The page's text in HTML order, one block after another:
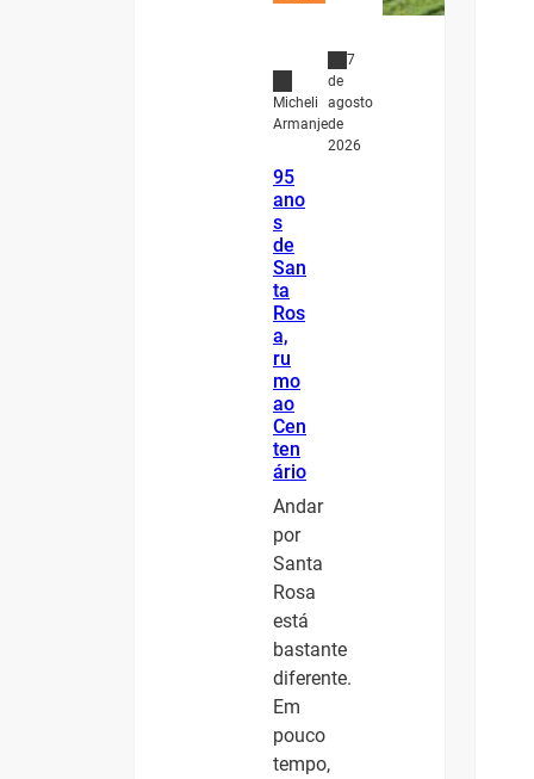
Micheli
Armanje
7
de
agosto
de
2026
95
ano
s
de
San
ta
Ros
a,
ru
mo
ao
Cen
ten
ário
Andar
por
Santa
Rosa
está
bastante
diferente.
Em
pouco
tempo,